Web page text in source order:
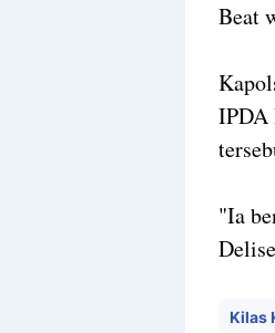
Beat
IPDA
"Ia
Kilas